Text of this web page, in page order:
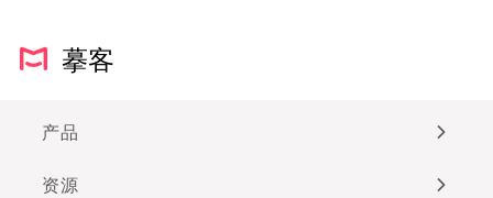
摹客
产品
资源